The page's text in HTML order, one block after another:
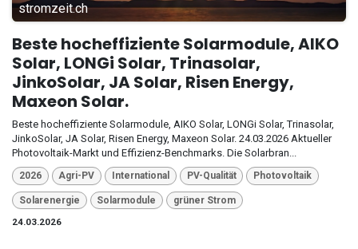
stromzeit.ch
Beste hocheffiziente Solarmodule, AIKO
Solar, LONGi Solar, Trinasolar,
JinkoSolar, JA Solar, Risen Energy,
Maxeon Solar.
Beste hocheffiziente Solarmodule, AIKO Solar, LONGi Solar, Trinasolar,
JinkoSolar, JA Solar, Risen Energy, Maxeon Solar. 24.03.2026 Aktueller
Photovoltaik-Markt und Effizienz-Benchmarks. Die Solarbran...
2026 Agri-PV International PV-Qualität Photovoltaik
Solarenergie Solarmodule
grüner Strom
24.03.2026